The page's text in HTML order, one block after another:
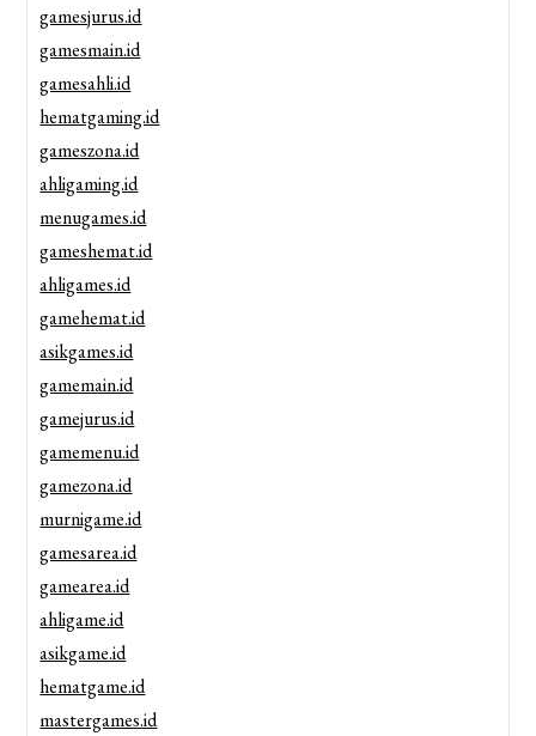
gamesjurus.id
gamesmain.id
gamesahli.id
hematgaming.id
gameszona.id
ahligaming.id
menugames.id
gameshemat.id
ahligames.id
gamehemat.id
asikgames.id
gamemain.id
gamejurus.id
gamemenu.id
gamezona.id
murnigame.id
gamesarea.id
gamearea.id
ahligame.id
asikgame.id
hematgame.id
mastergames.id